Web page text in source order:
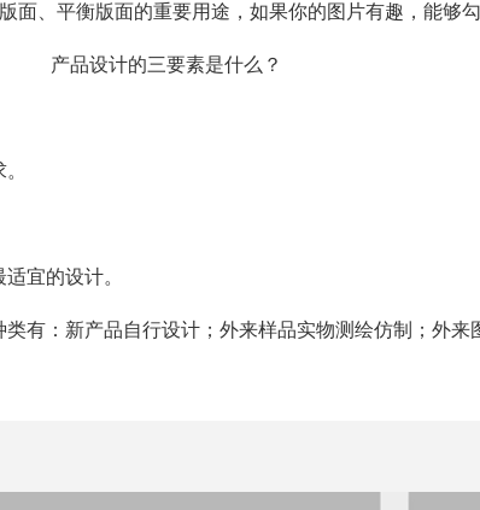
面、平衡版面的重要用途，如果你的图片有趣，能够
宜的设计。
有：新产品自行设计；外来样品实物测绘仿制；外来